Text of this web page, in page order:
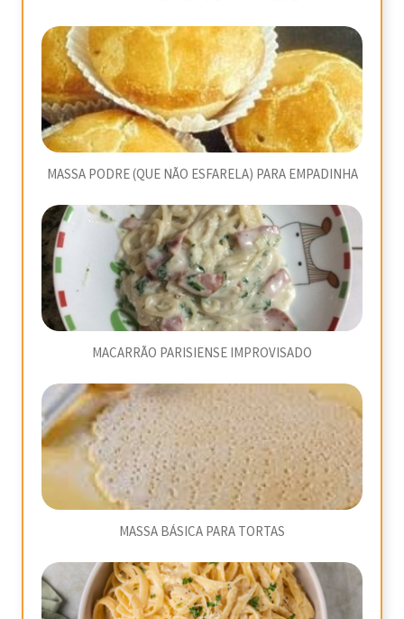
MASSA PODRE (QUE NÃO ESFARELA) PARA EMPADINHA
MACARRÃO PARISIENSE IMPROVISADO
MASSA BÁSICA PARA TORTAS